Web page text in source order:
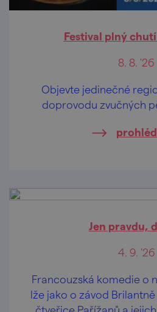
Festival plný
8. 8. '26
Objevte jedinečné
doprovodu zvučných
Jen pravdu,
4. 9. '26
Francouzská komedie o
lže jako o závod Brilantně rozehraný příběh
čtveřice Pařížanů a